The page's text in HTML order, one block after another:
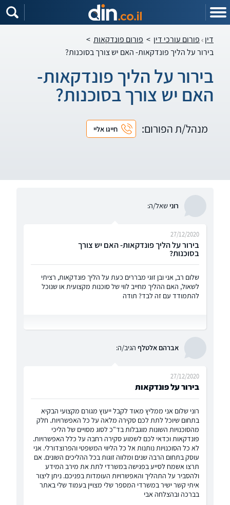
דין פורום עורכי דין > פורום פונדקאות >
בירור על הליך פונדקאות- האם יש צורך בסוכנות?
בירור על הליך פונדקאות-
האם יש צורך בסוכנות?
מנהל/ת הפורום: חייגו אליי
רונישאל/ה:
בירור על הליך פונדקאות- האם יש צורך
בסוכנות?
27/12/2020
שלום רב, אני ובן זוגי מבררים כעת על הליך פונדקאות, רציתי
לשאול, האם ההליך מחייב לווי של סוכנות מקצועית או שנוכל
להתמודד עם זה לבד? תודה
אברהם אלטלף הגיב/ה:
בירור על פונדקאות
27/12/2020
רוני שלום אני ממליץ מאוד לקבל ייעוץ מגורם מקצועי הבקיא
בתחום שיוכל לתת לכם סקירה מלאה על כל האפשרויות. חלק
מהסוכנויות השונות מוגבלות בד"כ לסוג מסויים של הליכי
פונדקאות וכדאי לכם לשמוע סקירה רחבה על כלל האפשרויות.
לא כל הסוכנויות נותנות אל כל הליווי המשפטי והפרוצדורלי. אני
עוסק בתחום הרבה שנים ומלווה זוגות בכל ההליכים השונים. אם
תרצו אשמח לסייע בפגישה במשרדי לתת את מירב המידע
ולהסביר על התהליך והאפשרויות העומדות בפניכם. ניתן ליצור
איתי קשר ישיר במשרדי המספר שלי מצויין בעמוד שלי באתר
בברכה ובהצלחה אבי